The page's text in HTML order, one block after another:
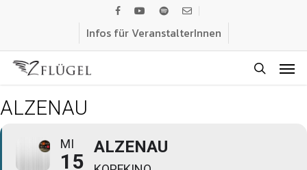
content
facebook
youtubespotifyemail
Infos für VeranstalterInnen
ALZENAU
MI
15
ALZENAU